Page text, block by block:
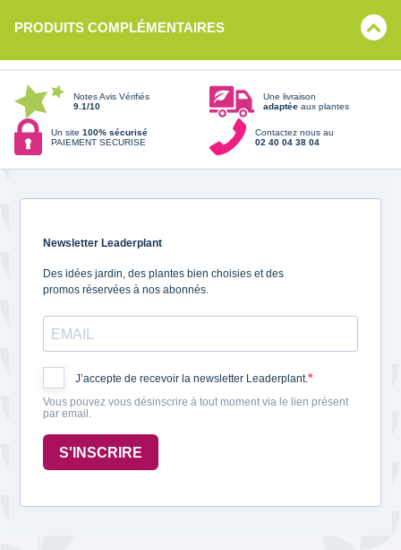
PRODUITS COMPLÉMENTAIRES
Notes Avis Vérifiés
9.1/10
Une livraison
adaptée aux plantes
Un site 100% sécurisé
PAIEMENT SECURISE
Contactez nous au
02 40 04 38 04
Newsletter Leaderplant
Des idées jardin, des plantes bien choisies et des
promos réservées à nos abonnés.
J’accepte de recevoir la newsletter Leaderplant.
Vous pouvez vous désinscrire à tout moment via le lien présent
par email.
S'INSCRIRE